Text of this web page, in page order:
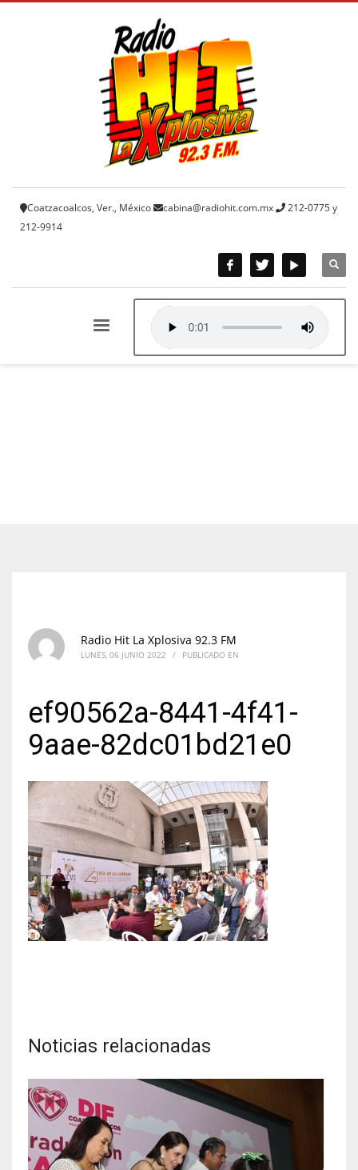
Coatzacoalcos, Ver., México cabina@radiohit.com.mx
212-0775 y
212-9914
Radio Hit La Xplosiva 92.3 FM
LUNES, 06 JUNIO 2022 / PUBLICADO EN
ef90562a-8441-4f41-
9aae-82dc01bd21e0
Noticias relacionadas